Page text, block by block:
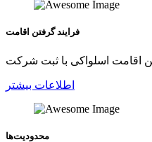
فرایند گرفتن اقامت
اقامت اسلواکی با ثبت شرکت
اطلاعات بیشتر
محدودیت‌ها